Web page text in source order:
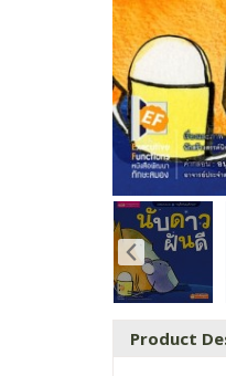
Product